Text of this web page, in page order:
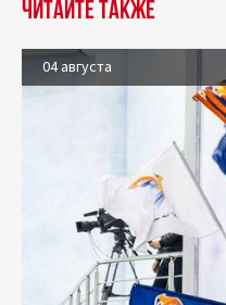
Читайте также
04 августа